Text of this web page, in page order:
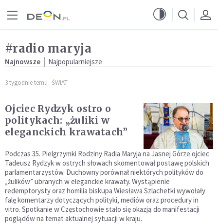
#radio maryja
Najnowsze Najpopularniejsze
3 tygodnie temu ŚWIAT
Ojciec Rydzyk ostro o
politykach: „żuliki w
eleganckich krawatach”
Podczas 35. Pielgrzymki Rodziny Radia Maryja na Jasnej Górze ojciec
Tadeusz Rydzyk w ostrych słowach skomentował postawę polskich
parlamentarzystów. Duchowny porównał niektórych polityków do
„żulików” ubranych w eleganckie krawaty. Wystąpienie
redemptorysty oraz homilia biskupa Wiesława Szlachetki wywołały
falę komentarzy dotyczących polityki, mediów oraz procedury in
vitro. Spotkanie w Częstochowie stało się okazją do manifestacji
poglądów na temat aktualnej sytuacji w kraju.